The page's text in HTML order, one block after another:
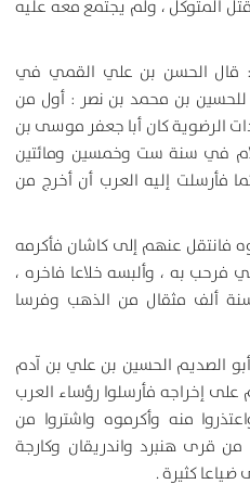
المتوكل ، ولم يجتمع معه عليه
: قال الحسن بن علي القمي في
للحسين بن محمد بن نصر : أول من
الرضوية كان أبا جعفر موسى بن
في سنة ست وخمسين ومائتين
فأرسلت إليه العرب أن أخرج من
فانتقل عنهم إلى كاشان فأكرمه
فرحب به ، وألبسه خلاعا فاخره ،
ألف مثقال من الذهب وفرسا
الصديم الحسين بن علي بن آدم
إخراجه فأرسلوا رؤساء العرب
منه وأكرموه واشتروا من
قرى هنبرد واندريقان وكارجة
كثيرة .